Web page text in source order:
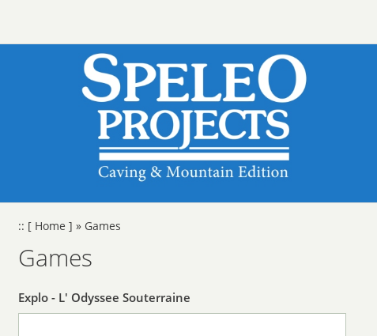
:: [ Home ] » Games
Games
Explo - L' Odyssee Souterraine